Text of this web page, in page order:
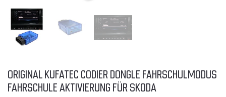
ORIGINAL KUFATEC CODIER DONGLE FAHRSCHULMODUS
FAHRSCHULE AKTIVIERUNG FÜR SKODA